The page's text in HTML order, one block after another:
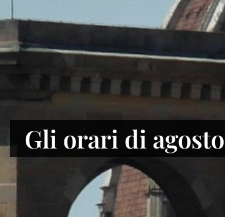
Gli orari di
Alla Biblioteca
di Firenze il